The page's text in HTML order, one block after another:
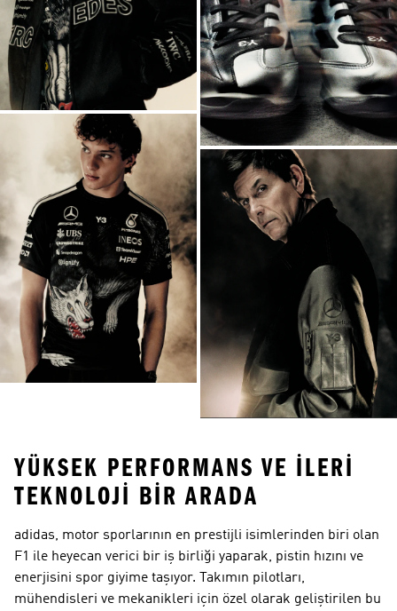
YÜKSEK PERFORMANS VE İLERI
TEKNOLOJI BIR ARADA
adidas, motor sporlarının en prestijli isimlerinden biri olan
F1 ile heyecan verici bir iş birliği yaparak, pistin hızını ve
enerjisini spor giyime taşıyor. Takımın pilotları,
mühendisleri ve mekanikleri için özel olarak geliştirilen bu